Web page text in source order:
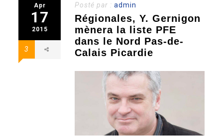
Apr
17
2015
3
Posté par :admin
Régionales, Y. Gernigon
mènera la liste PFE
dans le Nord Pas-de-
Calais Picardie